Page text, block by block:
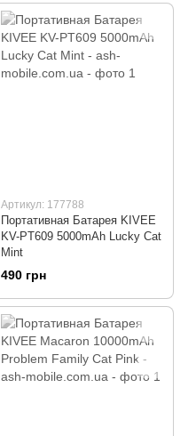
Артикул: 177788
Портативная Батарея KIVEE
KV-PT609 5000mAh Lucky Cat
Mint
490 грн